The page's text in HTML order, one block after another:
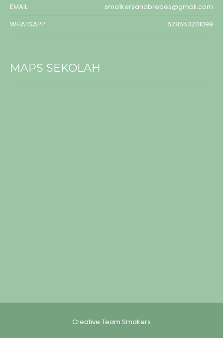
EMAIL
sma1kersanabrebes@gmail.com
WHATSAPP
628553201099
MAPS SEKOLAH
Creative Team Smakers